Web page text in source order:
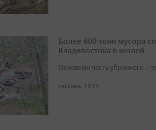
Более 600 тонн мусора
Владивостока в июлей
Основная часть убранного –
сегодня, 13:24